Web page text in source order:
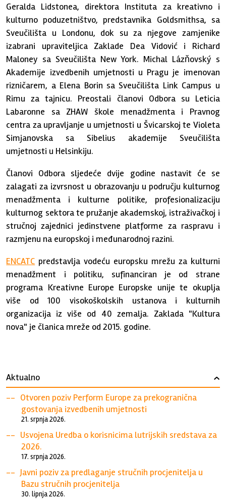
Geralda Lidstonea, direktora Instituta za kreativno i
kulturno poduzetništvo, predstavnika Goldsmithsa, sa
Sveučilišta u Londonu, dok su za njegove zamjenike
izabrani upraviteljica Zaklade Dea Vidović i Richard
Maloney sa Sveučilišta New York. Michal Lázňovský s
Akademije izvedbenih umjetnosti u Pragu je imenovan
rizničarem, a Elena Borin sa Sveučilišta Link Campus u
Rimu za tajnicu. Preostali članovi Odbora su Leticia
Labaronne sa ZHAW škole menadžmenta i Pravnog
centra za upravljanje u umjetnosti u Švicarskoj te Violeta
Simjanovska sa Sibelius akademije Sveučilišta
umjetnosti u Helsinkiju.
Članovi Odbora sljedeće dvije godine nastavit će se
zalagati za izvrsnost u obrazovanju u području kulturnog
menadžmenta i kulturne politike, profesionalizaciju
kulturnog sektora te pružanje akademskoj, istraživačkoj i
stručnoj zajednici jedinstvene platforme za raspravu i
razmjenu na europskoj i međunarodnoj razini.
ENCATC predstavlja vodeću europsku mrežu za kulturni
menadžment i politiku, sufinanciran je od strane
programa Kreativne Europe Europske unije te okuplja
više od 100 visokoškolskih ustanova i kulturnih
organizacija iz više od 40 zemalja. Zaklada "Kultura
nova" je članica mreže od 2015. godine.
Aktualno ›
Otvoren poziv Perform Europe za prekogranična
gostovanja izvedbenih umjetnosti
21. srpnja 2026.
Usvojena Uredba o korisnicima lutrijskih sredstava za
2026.
17. srpnja 2026.
Javni poziv za predlaganje stručnih procjenitelja u
Bazu stručnih procjenitelja
30. lipnja 2026.